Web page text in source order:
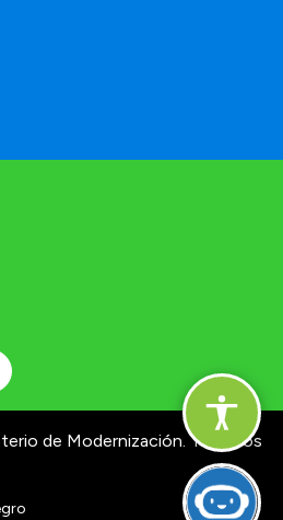
de Modernización. Términos